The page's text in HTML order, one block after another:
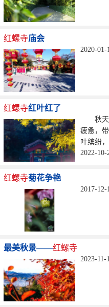
红螺寺庙会
2020-01-
红螺寺红叶红了
秋天
疲惫，
叶缤纷
爽，...
2022-10-
红螺寺菊花争艳
2017-12-
最美秋景——红螺寺
2023-11-